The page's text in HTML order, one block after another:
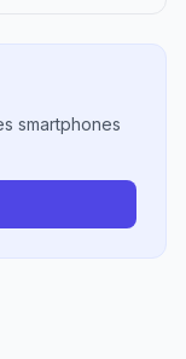
smartphones